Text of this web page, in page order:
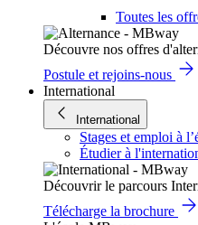
Toutes les
Découvre nos offres
Postule et rejoins-nous
International
International
Stages et emploi à
Étudier à
Découvrir le parcours
Télécharge la brochure